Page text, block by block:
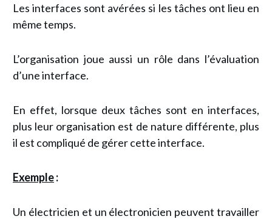
Les interfaces sont avérées si les tâches ont lieu en
même temps.
L’organisation joue aussi un rôle dans l’évaluation
d’une interface.
En effet, lorsque deux tâches sont en interfaces,
plus leur organisation est de nature différente, plus
il est compliqué de gérer cette interface.
Exemple:
Un électricien et un électronicien peuvent travailler